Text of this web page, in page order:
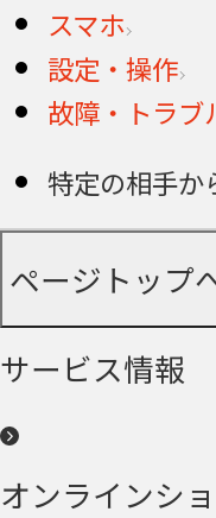
スマホ
設定・操作
故障・トラブ
特定の相手か
ページトップ
サービス情報
オンラインシ